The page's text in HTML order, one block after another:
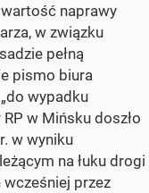
naprawy
w związku
pełną
pismo biura
wypadku
w Mińsku doszło
w wyniku
na łuku drogi
wcześniej przez